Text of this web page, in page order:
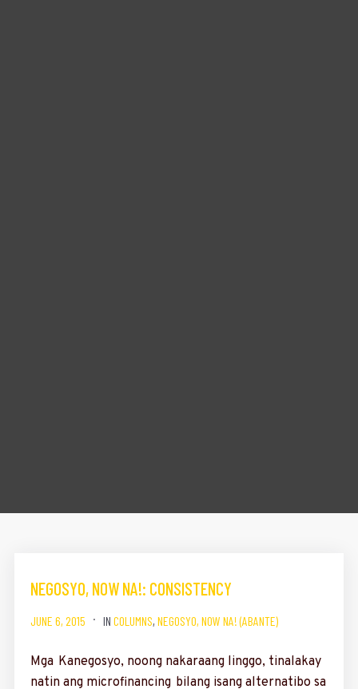
NEGOSYO, NOW NA!: CONSISTENCY
JUNE 6, 2015 IN COLUMNS, NEGOSYO, NOW NA! (ABANTE)
Mga Kanegosyo, noong nakaraang linggo, tinalakay
natin ang micro­financing bilang isang alter­natibo sa